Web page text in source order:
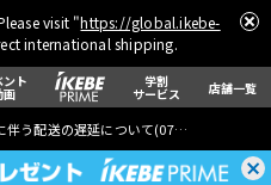
visit "https://global.ikebe-
international shipping.
ント
画
学割
サービス 店舗一覧
伴う配送の遅延について(07月29日